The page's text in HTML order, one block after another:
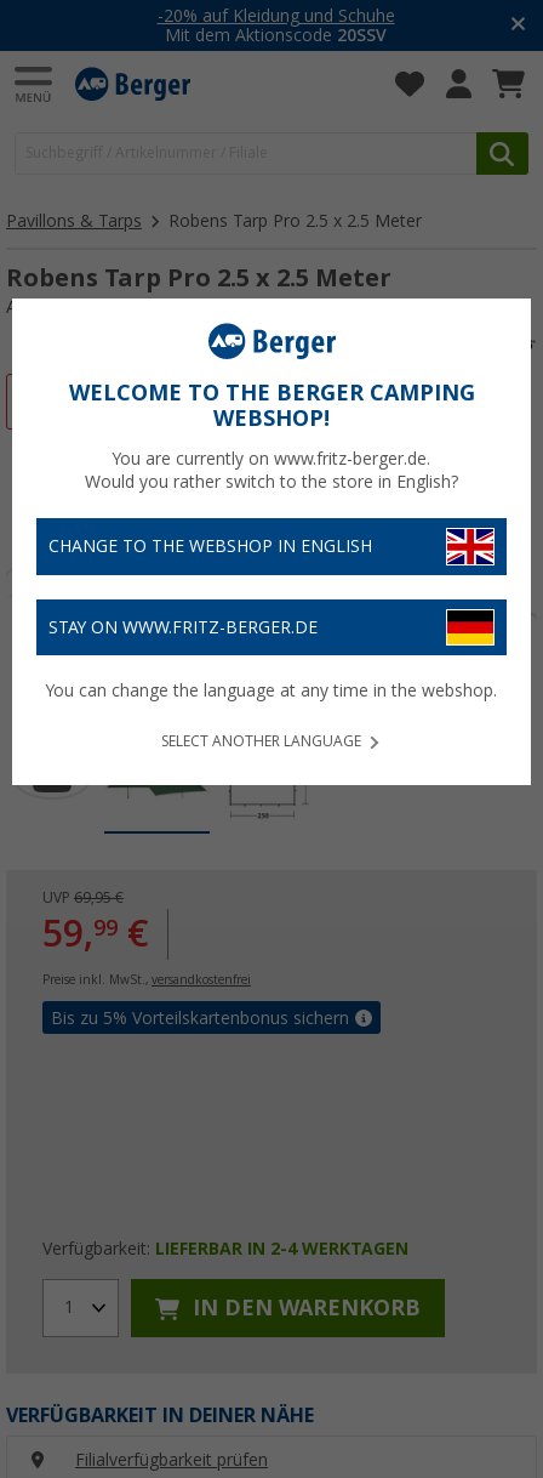
-20% auf Kleidung und Schuhe
Mit dem Aktionscode 20SSV
Pavillons & Tarps Robens Tarp Pro 2.5 x 2.5 Meter
Robens Tarp Pro 2.5 x 2.5 Meter
Art.-Nr.: 545656
UVP 69,95 €
59,99 €
Preise inkl. MwSt., versandkostenfrei
Bis zu 5% Vorteilskartenbonus sichern
Verfügbarkeit: LIEFERBAR IN 2-4 WERKTAGEN
1 IN DEN WARENKORB
VERFÜGBARKEIT IN DEINER NÄHE
Filialverfügbarkeit prüfen
WELCOME TO THE BERGER CAMPING
WEBSHOP!
You are currently on www.fritz-berger.de.
Would you rather switch to the store in English?
CHANGE TO THE WEBSHOP IN ENGLISH
STAY ON WWW.FRITZ-BERGER.DE
You can change the language at any time in the webshop.
SELECT ANOTHER LANGUAGE